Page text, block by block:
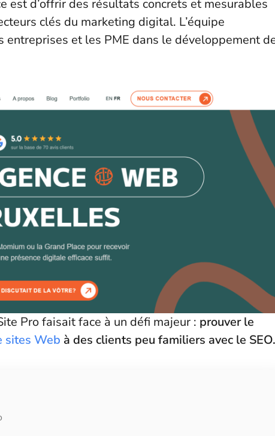
est d’offrir des résultats concrets et mesurables
clés du marketing digital. L’équipe
et les PME dans le développement
Pro faisait face à un défi majeur : prouver le
sites Web à des clients peu familiers avec le SEO.